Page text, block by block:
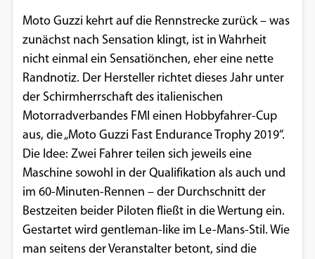
Moto Guzzi kehrt auf die Rennstrecke zurück – was
zunächst nach Sensation klingt, ist in Wahrheit
nicht einmal ein Sensatiönchen, eher eine nette
Randnotiz. Der Hersteller richtet dieses Jahr unter
der Schirmherrschaft des italienischen
Motorradverbandes FMI einen Hobbyfahrer-Cup
aus, die „Moto Guzzi Fast Endurance Trophy 2019“.
Die Idee: Zwei Fahrer teilen sich jeweils eine
Maschine sowohl in der Qualifikation als auch und
im 60-Minuten-Rennen – der Durchschnitt der
Bestzeiten beider Piloten fließt in die Wertung ein.
Gestartet wird gentleman-like im Le-Mans-Stil. Wie
man seitens der Veranstalter betont, sind die
Einverständnis-Cookie
Name:
cookie_consent
Dieser Cookie speichert die ausgewählten
Einverständnis-Optionen des Benutzers
Cookie Laufzeit:
1 Jahr